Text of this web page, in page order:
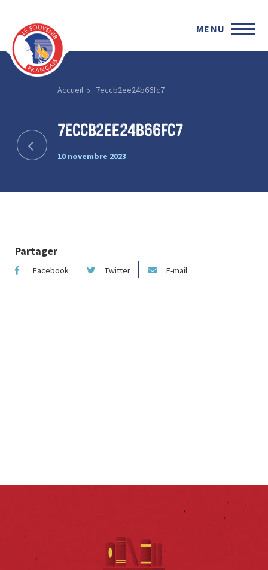
MENU
Accueil 7eccb2ee24b66fc7
7eccb2ee24b66fc7
10 novembre 2023
Partager
Facebook Twitter E-mail